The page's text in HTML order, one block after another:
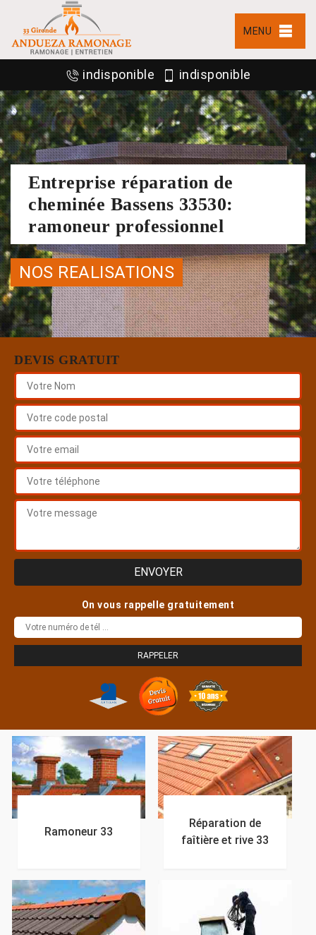
MENU
indisponible indisponible
Entreprise réparation de
cheminée Bassens 33530:
ramoneur professionnel
NOS REALISATIONS
DEVIS GRATUIT
On vous rappelle gratuitement
Ramoneur 33
Réparation de
faîtière et rive 33